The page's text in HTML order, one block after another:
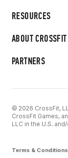
RESOURCES
ABOUT CROSSFIT
PARTNERS
© 2026 CrossFit,
CrossFit Games,
LLC in the U.S.
Terms & Conditions